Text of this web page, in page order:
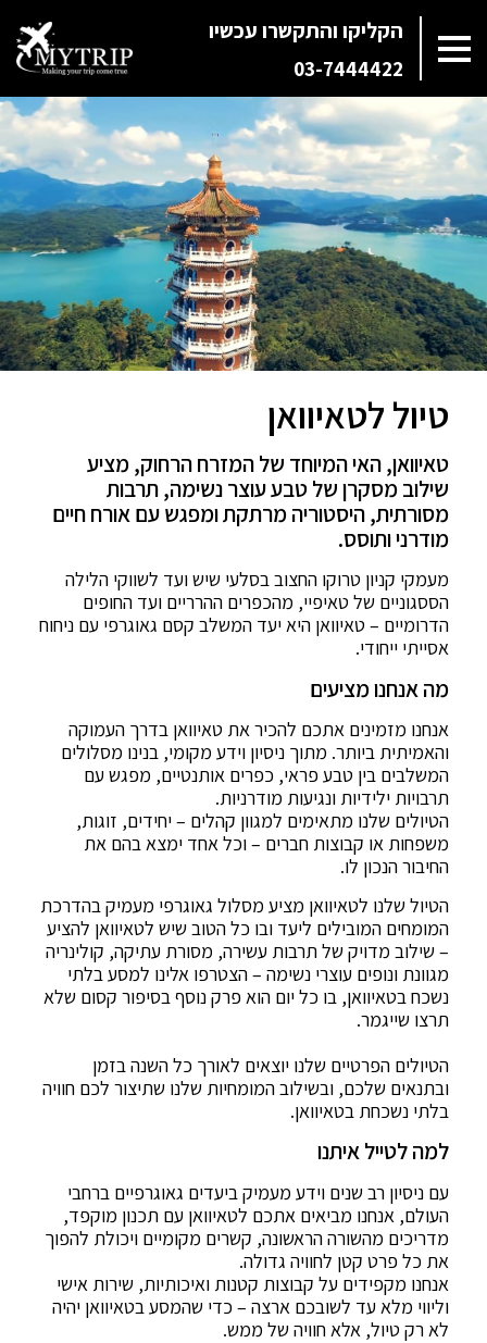
הקליקו והתקשרו עכשיו
03-7444422
טיול לטאיוואן
טאיוואן, האי המיוחד של המזרח הרחוק, מציע
שילוב מסקרן של טבע עוצר נשימה, תרבות
מסורתית, היסטוריה מרתקת ומפגש עם אורח חיים
מודרני ותוסס.
מעמקי קניון טרוקו החצוב בסלעי שיש ועד לשווקי הלילה
הססגוניים של טאיפיי, מהכפרים ההרריים ועד החופים
הדרומיים – טאיוואן היא יעד המשלב קסם גאוגרפי עם ניחוח
אסייתי ייחודי.
מה אנחנו מציעים
אנחנו מזמינים אתכם להכיר את טאיוואן בדרך העמוקה
והאמיתית ביותר. מתוך ניסיון וידע מקומי, בנינו מסלולים
המשלבים בין טבע פראי, כפרים אותנטיים, מפגש עם
תרבויות ילידיות ונגיעות מודרניות.
הטיולים שלנו מתאימים למגוון קהלים – יחידים, זוגות,
משפחות או קבוצות חברים – וכל אחד ימצא בהם את
החיבור הנכון לו.
הטיול שלנו לטאיוואן מציע מסלול גאוגרפי מעמיק בהדרכת
המומחים המובילים ליעד ובו כל הטוב שיש לטאיוואן להציע
– שילוב מדויק של תרבות עשירה, מסורת עתיקה, קולינריה
מגוונת ונופים עוצרי נשימה – הצטרפו אלינו למסע בלתי
נשכח בטאיוואן, בו כל יום הוא פרק נוסף בסיפור קסום שלא
תרצו שייגמר.
הטיולים הפרטיים שלנו יוצאים לאורך כל השנה בזמן
ובתנאים שלכם, ובשילוב המומחיות שלנו שתיצור לכם חוויה
בלתי נשכחת בטאיוואן.
למה לטייל איתנו
עם ניסיון רב שנים וידע מעמיק ביעדים גאוגרפיים ברחבי
העולם, אנחנו מביאים אתכם לטאיוואן עם תכנון מוקפד,
מדריכים מהשורה הראשונה, קשרים מקומיים ויכולת להפוך
את כל פרט קטן לחוויה גדולה.
אנחנו מקפידים על קבוצות קטנות ואיכותיות, שירות אישי
וליווי מלא עד לשובכם ארצה – כדי שהמסע בטאיוואן יהיה
לא רק טיול, אלא חוויה של ממש.